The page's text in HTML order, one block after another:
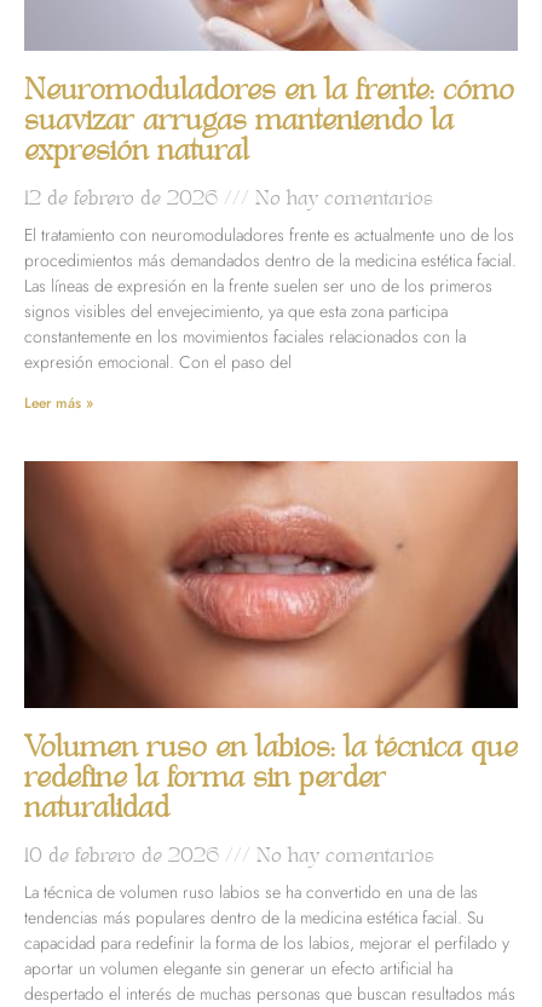
Neuromoduladores en la frente: cómo
suavizar arrugas manteniendo la
expresión natural
12 de febrero de 2026 No hay comentarios
El tratamiento con neuromoduladores frente es actualmente uno de los
procedimientos más demandados dentro de la medicina estética facial.
Las líneas de expresión en la frente suelen ser uno de los primeros
signos visibles del envejecimiento, ya que esta zona participa
constantemente en los movimientos faciales relacionados con la
expresión emocional. Con el paso del
Leer más »
Volumen ruso en labios: la técnica que
redefine la forma sin perder
naturalidad
10 de febrero de 2026 No hay comentarios
La técnica de volumen ruso labios se ha convertido en una de las
tendencias más populares dentro de la medicina estética facial. Su
capacidad para redefinir la forma de los labios, mejorar el perfilado y
aportar un volumen elegante sin generar un efecto artificial ha
despertado el interés de muchas personas que buscan resultados más